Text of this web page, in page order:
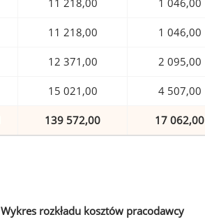
11 218,00 1 046,00
11 218,00 1 046,00
12 371,00 2 095,00
15 021,00 4 507,00
139 572,00 17 062,00
Wykres rozkładu kosztów pracodawcy